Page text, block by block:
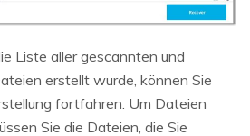
Liste aller gescannten und
erstellt wurde, können Sie
fortfahren. Um Dateien
Sie die Dateien, die Sie